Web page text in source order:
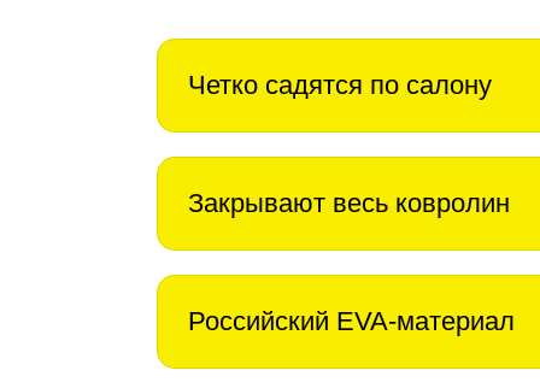
Четко садятся по салону
Закрывают весь ковролин
Российский EVA-материал